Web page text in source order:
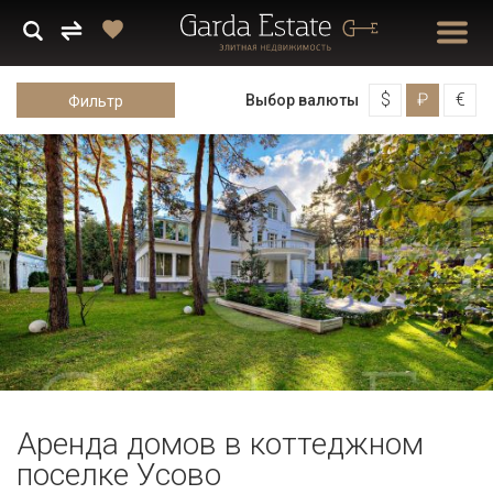
Фильтр Выбор валюты $ ₽ €
Аренда домов в коттеджном
поселке Усово